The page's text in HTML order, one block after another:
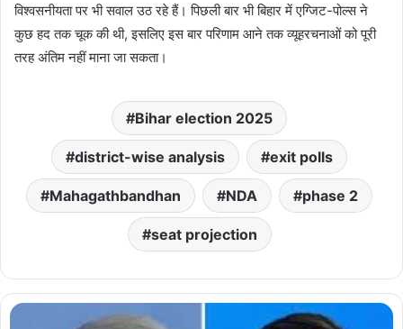
विश्वसनीयता पर भी सवाल उठ रहे हैं। पिछली बार भी बिहार में एग्जिट-पोल्स ने
कुछ हद तक चूक की थी, इसलिए इस बार परिणाम आने तक व्यूहरचनाओं को पूरी
तरह अंतिम नहीं माना जा सकता।
Bihar election 2025
district-wise analysis exit polls
Mahagathbandhan NDA phase 2
seat projection